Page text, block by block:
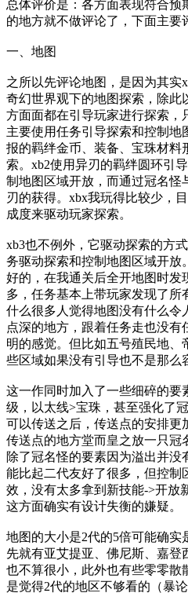
总体评价是：各方面表现符合
的地方就不做评论了，下面主要
一、地图
之所以先评论地图，是因为其实
奇幻世界观下的地图探索，除此
方面面都在引导玩家进行探索，
主要使用任务引导探索和控制地
报的羁绊金币、装备、宝珠材料
索。xb2使用异刃的羁绊圆环引
制地图区域开放，而通过冠名怪
刃的获得。xbx我玩得比较少，
成度来驱动玩家探索。
xb3也不例外，它驱动探索的方
务驱动探索和控制地图区域开放
好的，在我通关后全开地图时发
多，任务基本上带玩家发现了所
什么很多人觉得地图没有什么令
点深的地方，跟着任务走也没
明的感觉。但比如五号殖民地、
些区域如果没有引导也不是那么
这一作同时加入了一些细碎的要
级，以太线>宝珠，甚至强化了
可以传送之后，传送点的安排更
传送点的地方堂而皇之放一只冠
除了冠名怪的要素因为溢出并
能比起二代友好了很多，但控制
效，没有太多拿到新技能->开放
这方面确实有设计失衡的嫌疑。
地图的大小是2代的5倍可能确
先就有亚艾提亚、佛尼斯、嘉登
也不算很小，此外也有些零零散
是觉得2代的地区不够看的（暴